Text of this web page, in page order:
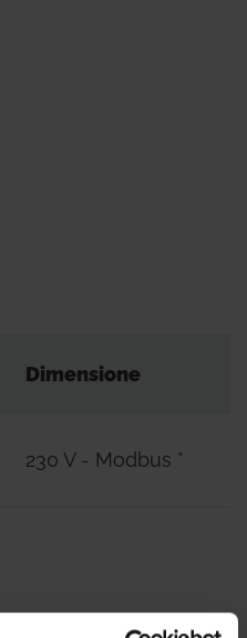
Dimensione
230 V - Modbus *